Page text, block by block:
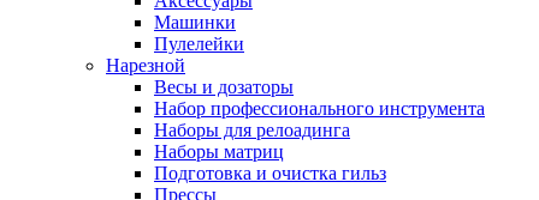
Машинки
Пулелейки
Нарезной
Весы и дозаторы
Набор профессионального инструмента
Наборы для релоадинга
Наборы матриц
Подготовка и очистка гильз
Прессы